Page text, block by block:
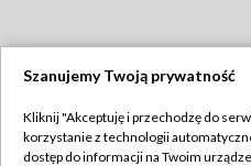
Szanujemy Twoją prywatność
Kliknij "Akceptuję i przechodzę do
korzystanie z technologii
dostęp do informacji na Twoim